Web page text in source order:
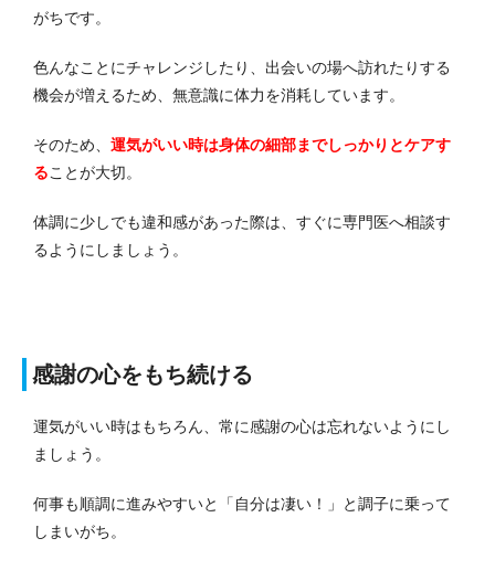
がちです。
色んなことにチャレンジしたり、出会いの場へ訪れたりする
機会が増えるため、無意識に体力を消耗しています。
そのため、 運気がいい時は身体の細部までしっかりとケアす
ることが大切。
体調に少しでも違和感があった際は、すぐに専門医へ相談す
るようにしましょう。
感謝の心をもち続ける
運気がいい時はもちろん、常に感謝の心は忘れないようにし
ましょう。
何事も順調に進みやすいと「自分は凄い！」と調子に乗って
しまいがち。